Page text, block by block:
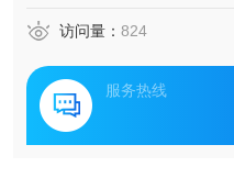
访问量： 824
服务热线